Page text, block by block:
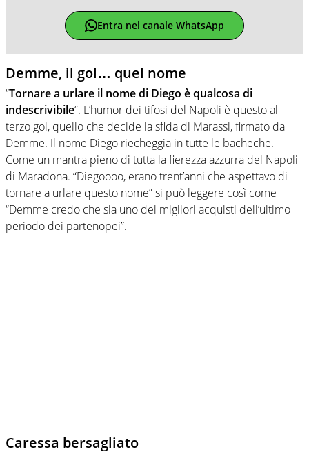
Entra nel canale WhatsApp
Demme, il gol… quel nome
“Tornare a urlare il nome di Diego è qualcosa di
indescrivibile“. L’humor dei tifosi del Napoli è questo al
terzo gol, quello che decide la sfida di Marassi, firmato da
Demme. Il nome Diego riecheggia in tutte le bacheche.
Come un mantra pieno di tutta la fierezza azzurra del Napoli
di Maradona. “Diegoooo, erano trent’anni che aspettavo di
tornare a urlare questo nome” si può leggere così come
“Demme credo che sia uno dei migliori acquisti dell’ultimo
periodo dei partenopei”.
Caressa bersagliato